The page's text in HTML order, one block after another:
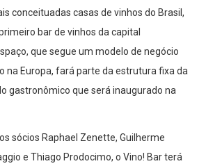
conceituadas casas de vinhos do Brasil,
bar de vinhos da capital
que segue um modelo de negócio
na Europa, fará parte da estrutura fixa da
gastronômico que será inaugurado na
sócios Raphael Zenette, Guilherme
e Thiago Prodocimo, o Vino! Bar terá